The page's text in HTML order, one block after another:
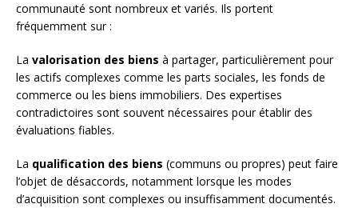
communauté sont nombreux et variés. Ils portent
fréquemment sur :
La valorisation des biens à partager, particulièrement pour
les actifs complexes comme les parts sociales, les fonds de
commerce ou les biens immobiliers. Des expertises
contradictoires sont souvent nécessaires pour établir des
évaluations fiables.
La qualification des biens (communs ou propres) peut faire
l’objet de désaccords, notamment lorsque les modes
d’acquisition sont complexes ou insuffisamment documentés.